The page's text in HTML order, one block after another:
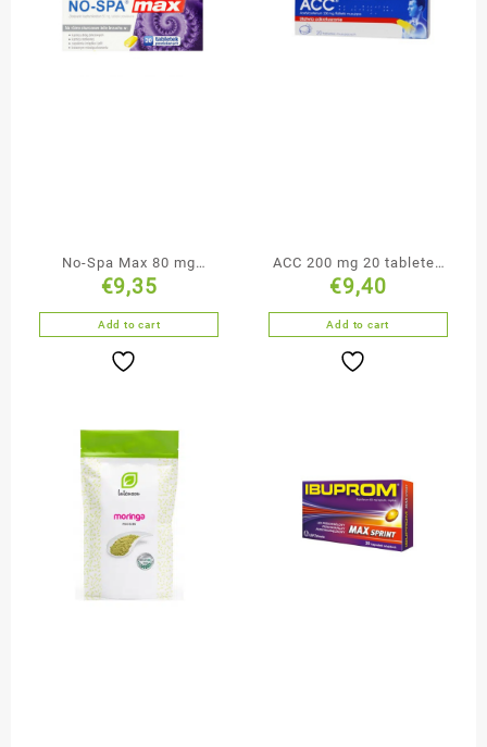
No-Spa Max 80 mg
tabletki powlekane 20
tabletek
€9,35
Add to cart
ACC 200 mg 20 tabletek
musujących
€9,40
Add to cart